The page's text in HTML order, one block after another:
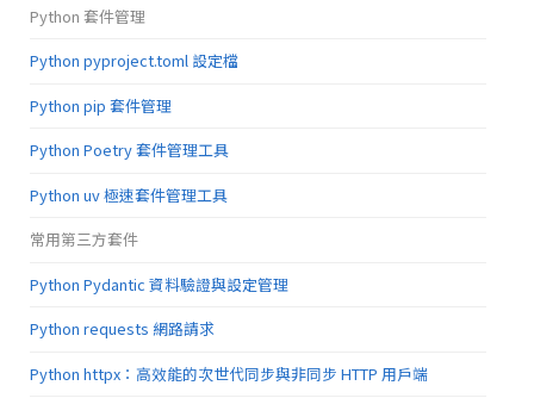
Python 套件管理
Python pyproject.toml 設定檔
Python pip 套件管理
Python Poetry 套件管理工具
Python uv 極速套件管理工具
常用第三方套件
Python Pydantic 資料驗證與設定管理
Python requests 網路請求
Python httpx：高效能的次世代同步與非同步 HTTP 用戶端